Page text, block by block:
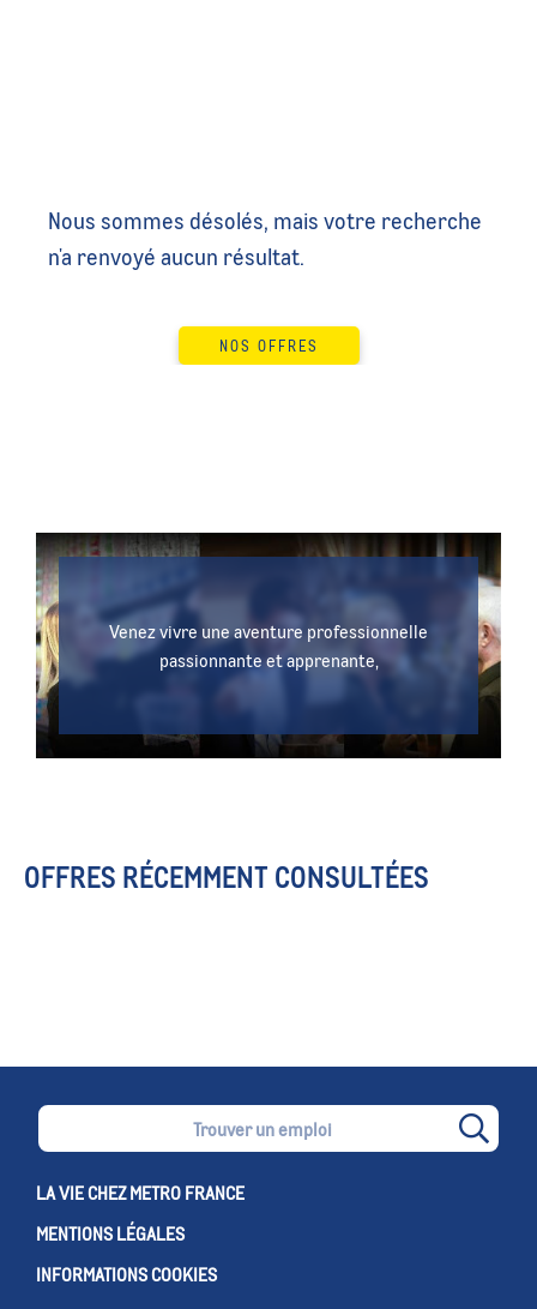
Nous sommes désolés, mais votre recherche
n'a renvoyé aucun résultat.
NOS OFFRES
Venez vivre une aventure professionnelle
passionnante et apprenante,
OFFRES RÉCEMMENT CONSULTÉES
LA VIE CHEZ METRO FRANCE
MENTIONS LÉGALES
INFORMATIONS COOKIES